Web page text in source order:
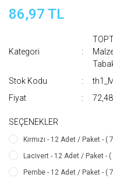
86,97 TL
Kategori
Stok Kodu
Fiyat
SEÇENEKLER
Kırmızı - 12 Adet / Paket - (
Lacivert - 12 Adet / Paket - (
Pembe - 12 Adet / Paket - (